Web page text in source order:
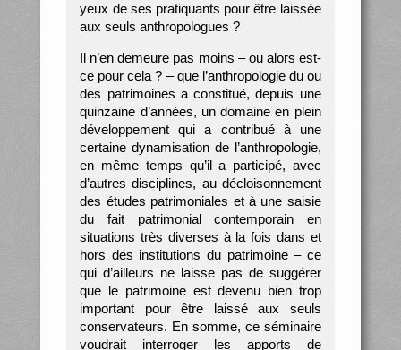
yeux de ses pratiquants pour être laissée
aux seuls anthropologues ?
Il n’en demeure pas moins – ou alors est-
ce pour cela ? – que l’anthropologie du ou
des patrimoines a constitué, depuis une
quinzaine d’années, un domaine en plein
développement qui a contribué à une
certaine dynamisation de l’anthropologie,
en même temps qu’il a participé, avec
d’autres disciplines, au décloisonnement
des études patrimoniales et à une saisie
du fait patrimonial contemporain en
situations très diverses à la fois dans et
hors des institutions du patrimoine – ce
qui d’ailleurs ne laisse pas de suggérer
que le patrimoine est devenu bien trop
important pour être laissé aux seuls
conservateurs. En somme, ce séminaire
voudrait interroger les apports de